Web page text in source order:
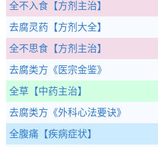
全不入食 【方剂主治】
去腐灵药 【方剂大全】
全不思食 【方剂主治】
去腐类方 《医宗金鉴》
全草 【中药主治】
去腐类方 《外科心法要诀》
全腹痛 【疾病症状】